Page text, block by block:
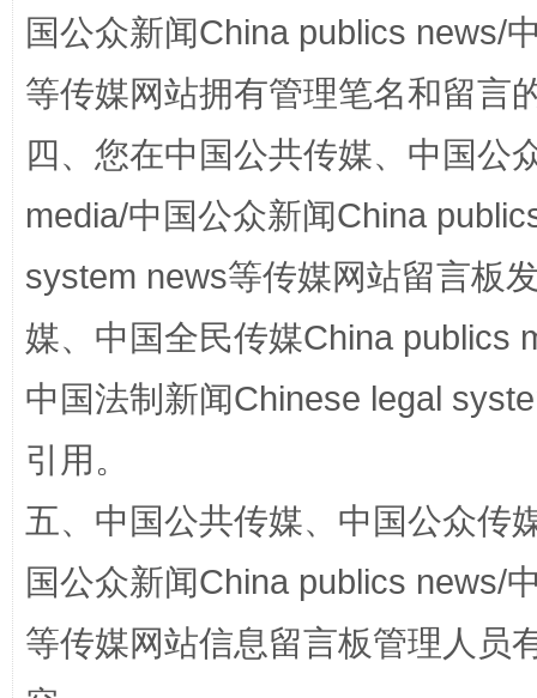
扯下公款旅游的“隐身衣” 如何以
“蜀中异人”王建安的艺术幻境
国公众新闻China publics news/
等传媒网站拥有管理笔名和留言
四、您在中国公共传媒、中国公
media/中国公众新闻China
system news等传媒网站留言板
媒、中国全民传媒China publics
中国法制新闻Chinese legal
引用。
五、中国公共传媒、中国公众传
国公众新闻China publics news/
等传媒网站信息留言板管理人员